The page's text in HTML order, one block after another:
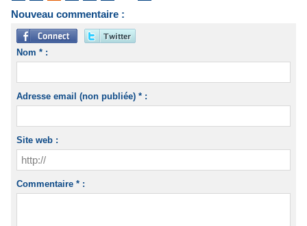
Nouveau commentaire :
Nom * :
Adresse email (non publiée) * :
Site web :
Commentaire * :